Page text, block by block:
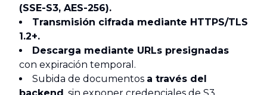
(SSE-S3, AES-256).
Transmisión cifrada mediante HTTPS/TLS
1.2+.
Descarga mediante URLs presignadas
con expiración temporal.
Subida de documentos a través del